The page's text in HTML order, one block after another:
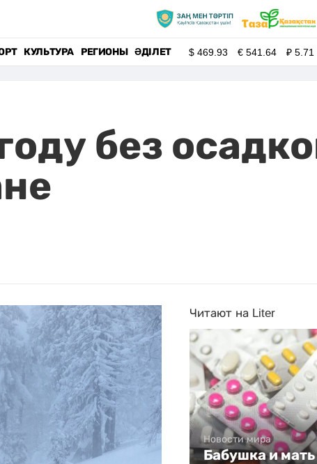
КУЛЬТУРА РЕГИОНЫ ӘДІЛЕТ $469.93 €541.64 ₽5.71
без
Читают на Liter
Новости мира
Бабушка и